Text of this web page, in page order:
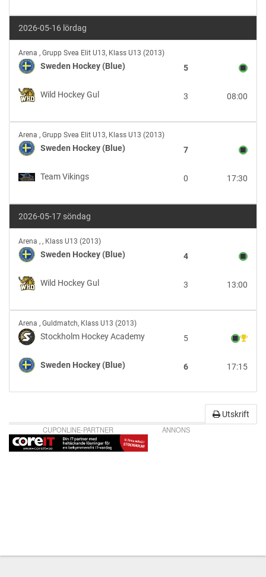
(Blue)
2026-05-16 lördag
Sweden
Hockey
(Blue)
vs
Wild
Gul
Arena , Grupp Svea Elit U13, Klass U13 (2013)
Sweden Hockey (Blue) 5
Wild Hockey Gul 08:00
3
Sweden
Hockey
(Blue)
Team
Arena , Grupp Svea Elit U13, Klass U13 (2013)
Sweden Hockey (Blue) 7
Team Vikings 17:30
0
2026-05-17 söndag
Sweden
Hockey
(Blue)
vs
Wild
Gul
Arena , , Klass U13 (2013)
Sweden Hockey (Blue) 4
Wild Hockey Gul 13:00
3
Stockholm
Hockey
Academy
vs
Sweden
(Blue)
Arena , Guldmatch, Klass U13 (2013)
Stockholm Hockey Academy 5
Sweden Hockey (Blue) 17:15
6
Utskrift
CUPONLINE-PARTNER
ANNONS